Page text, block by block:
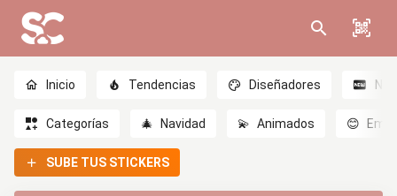
Inicio Tendencias Diseñadores
Categorías 🎄 Navidad 💫 Animados 😊
SUBE TUS STICKERS